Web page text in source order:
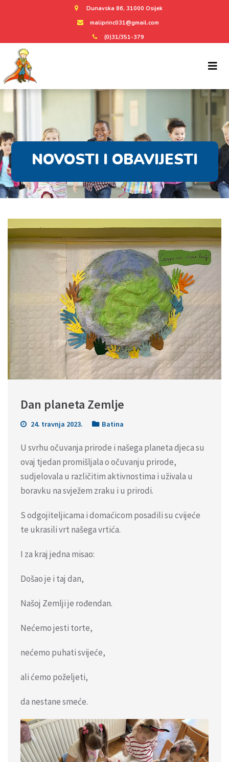
Dunavska 86, 31000 Osijek
maliprinc031@gmail.com
(0)31/351-379
NOVOSTI I OBAVIJESTI
Dan planeta Zemlje
24. travnja 2023. Batina
U svrhu očuvanja prirode i našega planeta djeca su
ovaj tjedan promišljala o očuvanju prirode,
sudjelovala u različitim aktivnostima i uživala u
boravku na svježem zraku i u prirodi.
S odgojiteljicama i domaćicom posadili su cvijeće
te ukrasili vrt našega vrtića.
I za kraj jedna misao:
Došao je i taj dan,
Našoj Zemlji je rođendan.
Nećemo jesti torte,
nećemo puhati svijeće,
ali ćemo poželjeti,
da nestane smeće.